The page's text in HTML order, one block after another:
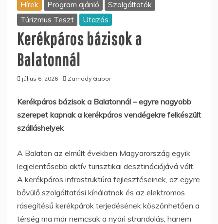
Hírek Program ajánló
Szolgáltatók
Túrizmus Teszt
Utazás
Kerékpáros bázisok a
Balatonnál
július 6, 2026 Zamody Gabor
Kerékpáros bázisok a Balatonnál – egyre nagyobb
szerepet kapnak a kerékpáros vendégekre felkészült
szálláshelyek
A Balaton az elmúlt években Magyarország egyik
legjelentősebb aktív turisztikai desztinációjává vált.
A kerékpáros infrastruktúra fejlesztéseinek, az egyre
bővülő szolgáltatási kínálatnak és az elektromos
rásegítésű kerékpárok terjedésének köszönhetően a
térség ma már nemcsak a nyári strandolás, hanem